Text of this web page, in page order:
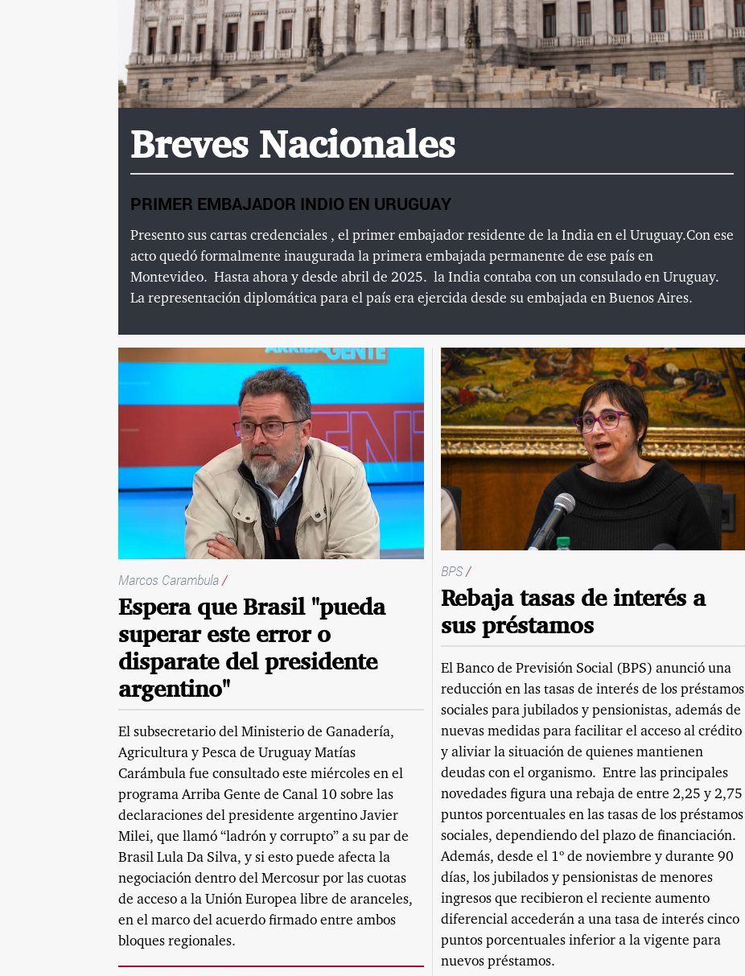
Breves Nacionales
PRIMER EMBAJADOR INDIO EN URUGUAY
Presento sus cartas credenciales , el primer embajador residente de la India en el Uruguay.Con ese
acto quedó formalmente inaugurada la primera embajada permanente de ese país en
Montevideo. Hasta ahora y desde abril de 2025. la India contaba con un consulado en Uruguay.
La representación diplomática para el país era ejercida desde su embajada en Buenos Aires.
Marcos Carambula/
Espera que Brasil "pueda
superar este error o
disparate del presidente
argentino"
El subsecretario del Ministerio de Ganadería,
Agricultura y Pesca de Uruguay Matías
Carámbula fue consultado este miércoles en el
programa Arriba Gente de Canal 10 sobre las
declaraciones del presidente argentino Javier
Milei, que llamó “ladrón y corrupto” a su par de
Brasil Lula Da Silva, y si esto puede afecta la
negociación dentro del Mercosur por las cuotas
de acceso a la Unión Europea libre de aranceles,
en el marco del acuerdo firmado entre ambos
bloques regionales.
BPS/
Rebaja tasas de interés a
sus préstamos
El Banco de Previsión Social (BPS) anunció una
reducción en las tasas de interés de los préstamos
sociales para jubilados y pensionistas, además de
nuevas medidas para facilitar el acceso al crédito
y aliviar la situación de quienes mantienen
deudas con el organismo. Entre las principales
novedades figura una rebaja de entre 2,25 y 2,75
puntos porcentuales en las tasas de los préstamos
sociales, dependiendo del plazo de financiación.
Además, desde el 1º de noviembre y durante 90
días, los jubilados y pensionistas de menores
ingresos que recibieron el reciente aumento
diferencial accederán a una tasa de interés cinco
puntos porcentuales inferior a la vigente para
nuevos préstamos.